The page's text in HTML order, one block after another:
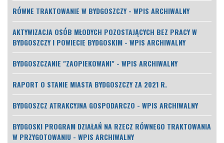
RÓWNE TRAKTOWANIE W BYDGOSZCZY - WPIS ARCHIWALNY
AKTYWIZACJA OSÓB MŁODYCH POZOSTAJĄCYCH BEZ PRACY W
BYDGOSZCZY I POWIECIE BYDGOSKIM - WPIS ARCHIWALNY
BYDGOSZCZANIE "ZAOPIEKOWANI" - WPIS ARCHIWALNY
RAPORT O STANIE MIASTA BYDGOSZCZY ZA 2021 R.
BYDGOSZCZ ATRAKCYJNA GOSPODARCZO - WPIS ARCHIWALNY
BYDGOSKI PROGRAM DZIAŁAŃ NA RZECZ RÓWNEGO TRAKTOWANIA
W PRZYGOTOWANIU - WPIS ARCHIWALNY